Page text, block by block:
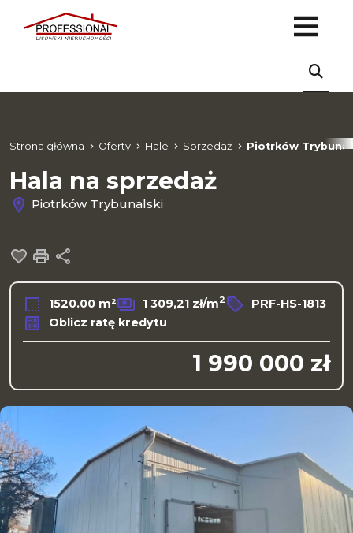
Strona główna Oferty Hale Sprzedaż Piotrków
Hala na sprzedaż
Piotrków Trybunalski
Dodaj do ulubionych
Drukuj
1520.00 m² 1 309,21 zł/m2
PRF-HS-1813
Oblicz ratę kredytu
1 990 000 zł